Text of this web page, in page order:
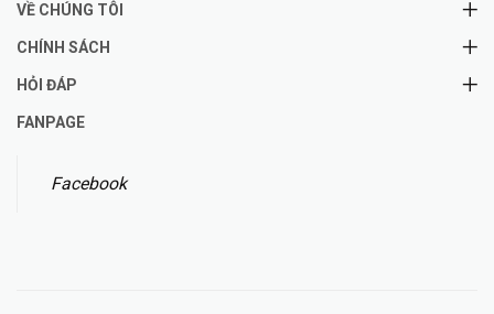
VỀ CHÚNG TÔI
CHÍNH SÁCH
HỎI ĐÁP
FANPAGE
Facebook